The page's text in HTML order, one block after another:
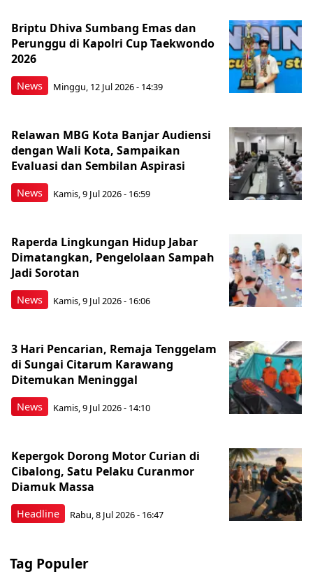
News
Briptu Dhiva Sumbang Emas dan
Perunggu di Kapolri Cup Taekwondo
2026
Minggu, 12 Jul 2026 - 14:39
News
Relawan MBG Kota Banjar Audiensi
dengan Wali Kota, Sampaikan
Evaluasi dan Sembilan Aspirasi
Kamis, 9 Jul 2026 - 16:59
News
Raperda Lingkungan Hidup Jabar
Dimatangkan, Pengelolaan Sampah
Jadi Sorotan
Kamis, 9 Jul 2026 - 16:06
News
3 Hari Pencarian, Remaja Tenggelam
di Sungai Citarum Karawang
Ditemukan Meninggal
Kamis, 9 Jul 2026 - 14:10
Headline
Kepergok Dorong Motor Curian di
Cibalong, Satu Pelaku Curanmor
Diamuk Massa
Rabu, 8 Jul 2026 - 16:47
Tag Populer